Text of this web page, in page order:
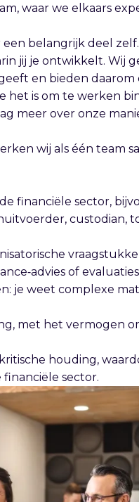
waar we elkaars
belangrijk deel
jij je ontwikkelt. Wij
en bieden
is om te werken
meer over onze
wij als één team
financiële sector,
custodian,
of
je weet complexe
met het vermogen
houding,
sector.